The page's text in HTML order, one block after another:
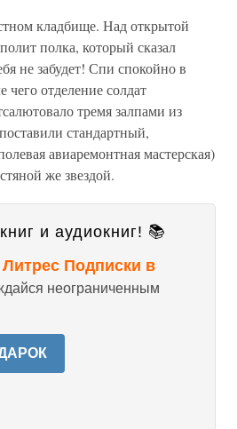
кладбище. Над открытой
полка, который сказал
не забудет! Спи спокойно в
чего отделение солдат
тремя залпами из
стандартный,
авиаремонтная мастерская)
же звездой.
и аудиокниг! 📚
Подписки в
неограниченным